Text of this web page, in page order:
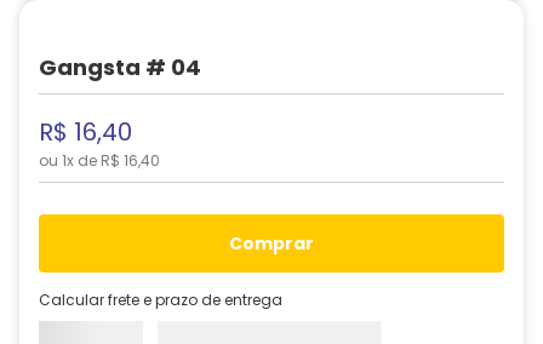
Gangsta # 04
R$ 16,40
ou 1x de R$ 16,40
comprar
Calcular frete e prazo de entrega